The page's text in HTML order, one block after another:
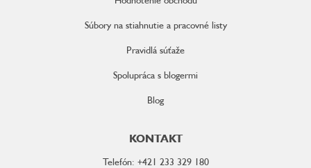
Súbory na stiahnutie a pracovné listy
Pravidlá súťaže
Spolupráca s blogermi
Blog
KONTAKT
Telefón: +421 233 329 180